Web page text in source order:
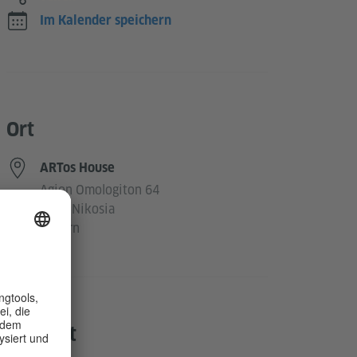
Im Kalender speichern
Ort
ARTos House
Agion Omologiton 64
1080 Nikosia
Zypern
Kontakt